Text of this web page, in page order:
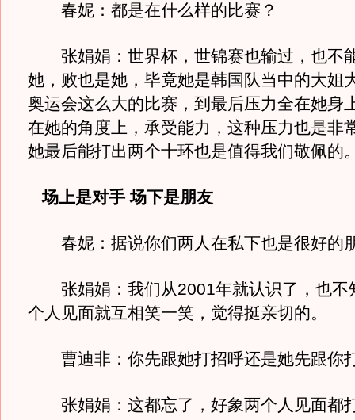
春妮：都是在什么样的比赛？
张娟娟：世界杯，世锦赛也输过，也不
她，败也是她，毕竟她是韩国队当中的大姐
奥运会这么大的比赛，到最后压力全在她身
在她的角度上，承受能力，这种压力也是非
她最后能打出两个十环也是值得我们敬佩的
场上是对手 场下是朋友
春妮：据说你们两人在私下也是很好的
张娟娟：我们从2001年就认识了，也不
个人见面就互相笑一笑，觉得挺亲切的。
曹迪非：你先跟她打招呼还是她先跟你
张娟娟：这都忘了，好象两个人见面都